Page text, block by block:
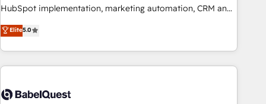
inbound marketing strategy? We'll provide support tailored
we are part of the most certified Canadian agencies, and we
both hold Onboarding Accreditations. Based in Canada
HubSpot implementation, marketing automation, CRM and
RevOps consulting, data architecture, sales enablement,
lifecycle automation, lead scoring and revenue reporting.
HubSpot, Salesforce and integrated enterprise stacks.
Digital Marketing, Answer Engine Optimisation, and
Content Hub, WordPress development, B2B SEO, paid
Elite5.0